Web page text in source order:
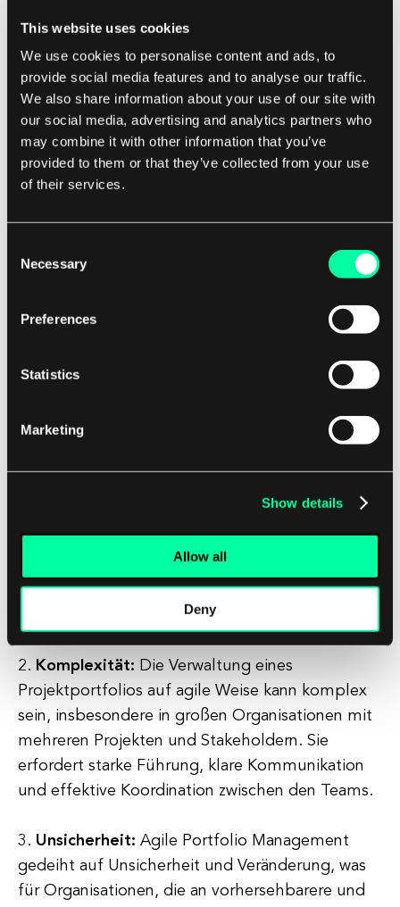
This website uses cookies
We use cookies to personalise content and ads, to
provide social media features and to analyse our traffic.
We also share information about your use of our site with
our social media, advertising and analytics partners who
may combine it with other information that you’ve
provided to them or that they’ve collected from your use
of their services.
Selection
Necessary
Preferences
Statistics
Marketing
Show details
Allow all
Deny
3.Verbesserte Zusammenarbeit: Agile Portfolio
Management fördert die Zusammenarbeit und
Kommunikation zwischen Projektteams,
Stakeholdern und Entscheidungsträgern, was zu
effektiveren Entscheidungen und besseren
Ergebnissen führt.
4.Größere Transparenz:Agile Portfolio
Management bietet eine bessere Sichtbarkeit in
Projektportfolios, sodass Stakeholder den
informierte Entscheidungen über die
Management
innerhalb der Organisation erfordern, der auf
Widerstand von Mitarbeitern stoßen kann, die an
traditionellen Projektmanagementansätzen
2. Komplexität: Die Verwaltung eines
Projektportfolios auf agile Weise kann komplex
sein, insbesondere in großen Organisationen mit
mehreren Projekten und Stakeholdern. Sie
erfordert starke Führung, klare Kommunikation
und effektive Koordination zwischen den Teams.
3. Unsicherheit: Agile Portfolio Management
gedeiht auf Unsicherheit und Veränderung, was
für Organisationen, die an vorhersehbarere und